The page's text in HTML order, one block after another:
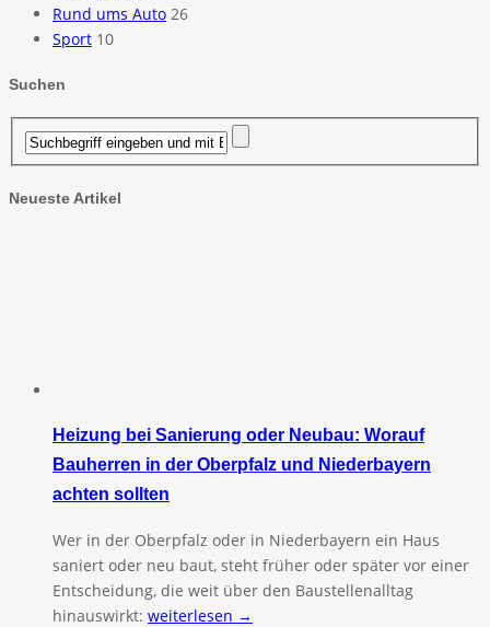
Rund ums Auto 26
Sport 10
Suchen
Neueste Artikel
Heizung bei Sanierung oder Neubau: Worauf
Bauherren in der Oberpfalz und Niederbayern
achten sollten
Wer in der Oberpfalz oder in Niederbayern ein Haus
saniert oder neu baut, steht früher oder später vor einer
Entscheidung, die weit über den Baustellenalltag
hinauswirkt: weiterlesen →